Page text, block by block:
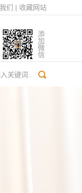
们 | 收藏网站
添加微信